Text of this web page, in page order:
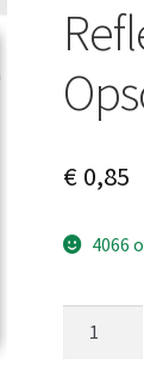
€0,85
4066